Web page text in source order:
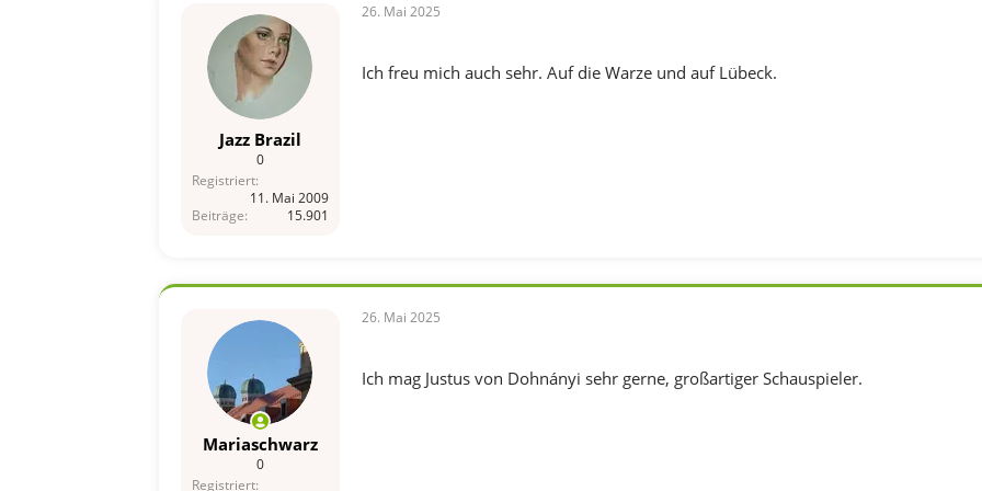
n
:
Jazz Brazil
0
Registriert
11. Mai 2009
Beiträge
15.901
26. Mai 2025
Ich freu mich auch sehr. Auf die Warze und auf Lübeck.
Mariaschwarz
0
Registriert
26. Mai 2025
Ich mag Justus von Dohnányi sehr gerne, großartiger Schauspieler.